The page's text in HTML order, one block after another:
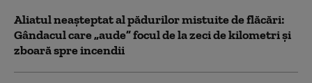
Aliatul neașteptat al pădurilor mistuite de flăcări:
Gândacul care „aude” focul de la zeci de kilometri și
zboară spre incendii